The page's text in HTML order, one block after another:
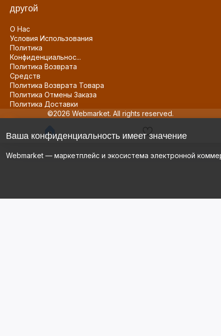
другой
О Нас
Условия Использования
Политика
Конфиденциальнос...
Политика Возврата
Средств
Политика Возврата Товара
Политика Отмены Заказа
Политика Доставки
©2026 Webmarket. All rights reserved.
Ваша конфиденциальность имеет значение
Webmarket — маркетплейс и экосистема электронной